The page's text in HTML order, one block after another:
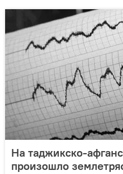
На таджикско-
произошло